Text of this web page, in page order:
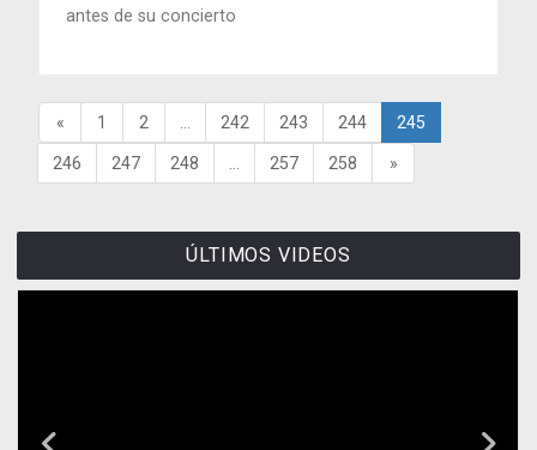
antes de su concierto
« 1 2 242 243 244 245
246 247 248 257 258 »
ÚLTIMOS VIDEOS